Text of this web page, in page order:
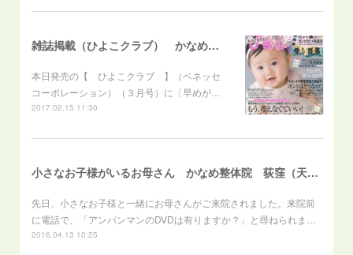
雑誌掲載（ひよこクラブ） かなめ整体院 （天沼・清水）
本日発売の【 ひよこクラブ 】（ベネッセ
コーポレーション）（３月号）に〔早めが…
2017.02.15 11:30
小さなお子様がいるお母さん かなめ整体院 荻窪（天沼・清水）
先日、小さなお子様と一緒にお母さんがご来院されました。来院前
に電話で、「アンパンマンのDVDは有りますか？」と尋ねられま…
2016.04.13 10:25